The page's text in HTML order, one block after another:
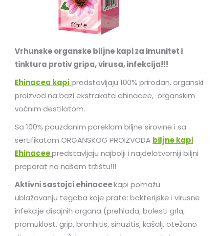
Vrhunske organske biljne kapi za imunitet i
tinktura protiv gripa, virusa, infekcija!!!
Ehinacea kapipredstavljaju 100% prirodan, organski
proizvod na bazi ekstrakata ehinacee, organskim
voćnim destilatom.
Sa 100% pouzdanim poreklom biljne sirovine i sa
sertifikatom ORGANSKOG PROIZVODA biljne kapi
Ehinaceepredstavljaju najbolji i najdelotvorniji biljni
preparat na našem tržištu!!!
Aktivni sastojci ehinaceekapi pomažu
ublažavanju tegoba koje prate: bakterijske i virusne
infekcije disajnih organa (prehlada, bolesti grla,
promuklost, grip, bronhitis, sinuzitis, kašalj, otežano